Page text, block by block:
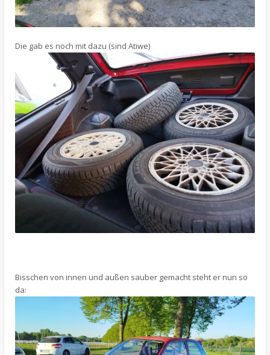
Die gab es noch mit dazu (sind Atiwe)
Bisschen von innen und außen sauber gemacht steht er nun so
da: